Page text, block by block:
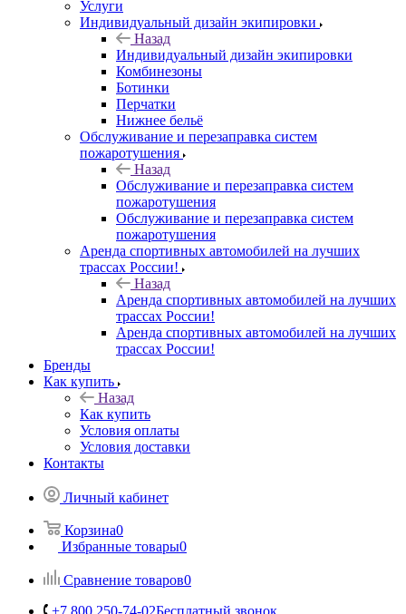
Услуги
Индивидуальный дизайн экипировки
Назад
Индивидуальный дизайн экипировки
Комбинезоны
Ботинки
Перчатки
Нижнее бельё
Обслуживание и перезаправка систем
пожаротушения
Назад
Обслуживание и перезаправка систем
пожаротушения
Обслуживание и перезаправка систем
пожаротушения
Аренда спортивных автомобилей на лучших
трассах России!
Назад
Аренда спортивных автомобилей на лучших
трассах России!
Аренда спортивных автомобилей на лучших
трассах России!
Бренды
Как купить
Назад
Как купить
Условия оплаты
Условия доставки
Контакты
Личный кабинет
Корзина0
Избранные товары0
Сравнение товаров0
+7 800 250-74-02Бесплатный звонок